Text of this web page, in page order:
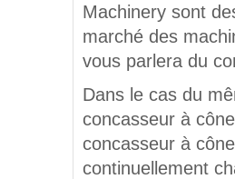
Machinery sont
marché des
vous parlera du
Dans le cas du
concasseur à
concasseur à
continuellement